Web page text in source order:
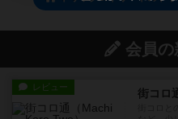
会員
レビュー 街コロ